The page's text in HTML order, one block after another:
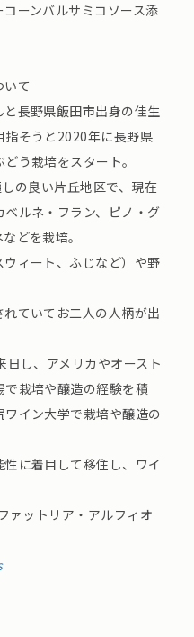
ーンバルサミコソース添
て
長野県飯田市出身の佳生
指そうと2020年に長野県
う栽培をスタート。
の良い片丘地区で、現在
ルネ・フラン、ピノ・グ
どを栽培。
ィート、ふじなど）や野
ていてお二人の人柄が出
し、アメリカやオースト
栽培や醸造の経験を積
イン大学で栽培や醸造の
に着目して移住し、ワイ
ァットリア・アルフィオ